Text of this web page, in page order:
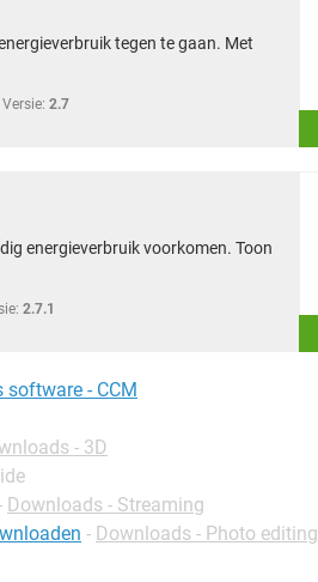
tegen te gaan. Met
Versie: 2.7
energieverbruik voorkomen. Toon
2.7.1
software - CCM
- 3D
Downloads - Streaming
- Downloads - Photo editing